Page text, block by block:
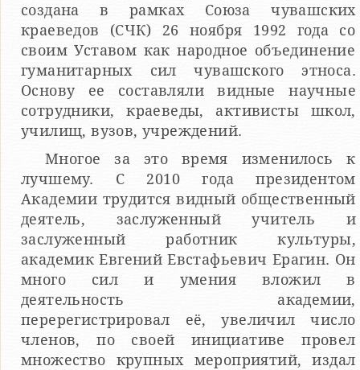
создана в рамках Союза чувашских
краеведов (СЧК) 26 ноября 1992 года со
своим Уставом как народное объединение
гуманитарных сил чувашского этноса.
Основу ее составляли видные научные
сотрудники, краеведы, активисты школ,
училищ, вузов, учреждений.
Многое за это время изменилось к
лучшему. С 2010 года президентом
Академии трудится видный общественный
деятель, заслуженный учитель и
заслуженный работник культуры,
академик Евгений Евстафьевич Ерагин. Он
много сил и умения вложил в
деятельность академии,
перерегистрировал её, увеличил число
членов, по своей инициативе провел
множество крупных мероприятий, издал